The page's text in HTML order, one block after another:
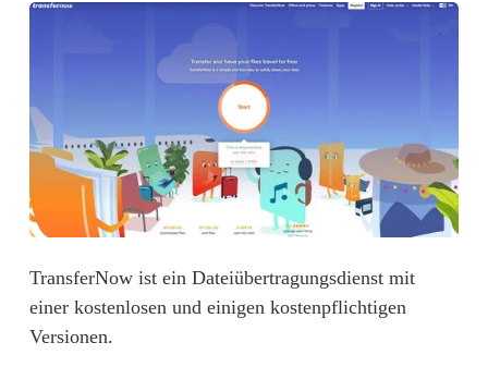
TransferNow ist ein Dateiübertragungsdienst mit
einer kostenlosen und einigen kostenpflichtigen
Versionen.